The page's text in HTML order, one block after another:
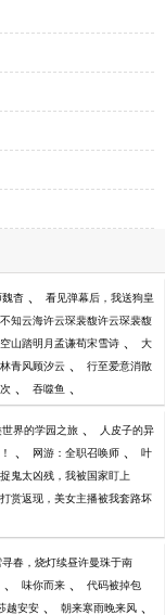
魏杳 、 看见弹幕后，我送狗皇
知云海许云琛裴馥许云琛裴馥
山踏明月孟谦荀宋雪诗 、 大
青风顾汐云 、 行至爱意消散
、 吞噬鱼 、
界的学园之旅 、 人皮子的异
、 网游：全职召唤师 、 叶
鬼太凶残，我被国家盯上
打赏返现，美女主播被我套路坏
寻春，烧灯续昼许曼珠于南
、 味你而来 、 代码被掉包
越安安 、 朝来寒雨晚来风 、